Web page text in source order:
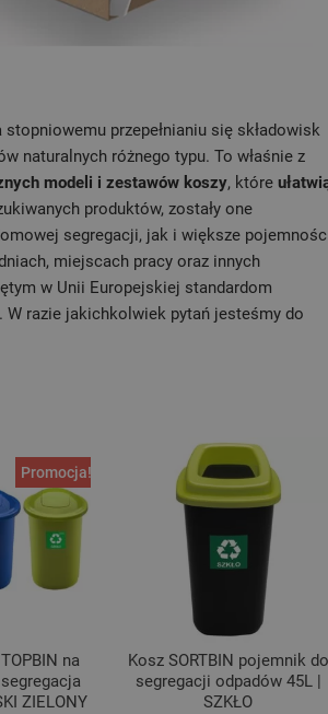
przepełnianiu się składowisk
naturalnych różnego typu. To właśnie z
modeli i zestawów koszy, które
produktów, zostały one
segregacji, jak i większe
miejscach pracy oraz innych
w Unii Europejskiej standardom
razie jakichkolwiek pytań jesteśmy do
Promocja!
na
ZIELONY
Kosz SORTBIN pojemnik do
segregacji odpadów 45L |
SZKŁO